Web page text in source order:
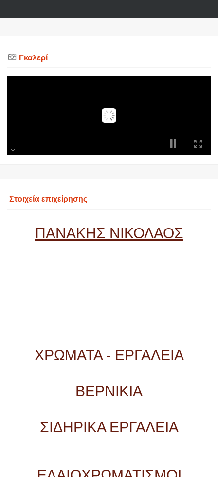
Γκαλερί
Στοιχεία επιχείρησης
ΠΑΝΑΚΗΣ ΝΙΚΟΛΑΟΣ
ΧΡΩΜΑΤΑ - ΕΡΓΑΛΕΙΑ
ΒΕΡΝΙΚΙΑ
ΣΙΔΗΡΙΚΑ ΕΡΓΑΛΕΙΑ